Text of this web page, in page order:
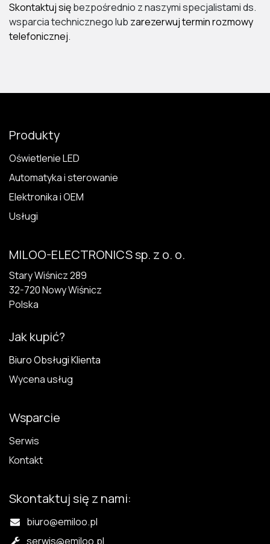
Skontaktuj siębezpośrednio z naszymi specjalistami ds.
wsparcia technicznego lub zarezerwuj termin rozmowy
telefonicznej.
Produkty
Oświetlenie LED
Automatyka i sterowanie
Elektronika i OEM
Usługi
MILOO-ELECTRONICS sp. z o. o.
Stary Wiśnicz 289
32-720 N​owy Wiśnicz
Polska
Jak kupić?
Biuro Obsługi Klienta
Wycena usług
Wsparcie
Serwis
Kontakt
Skontaktuj się z nami:
biuro@emiloo.pl
serwis@emiloo.pl